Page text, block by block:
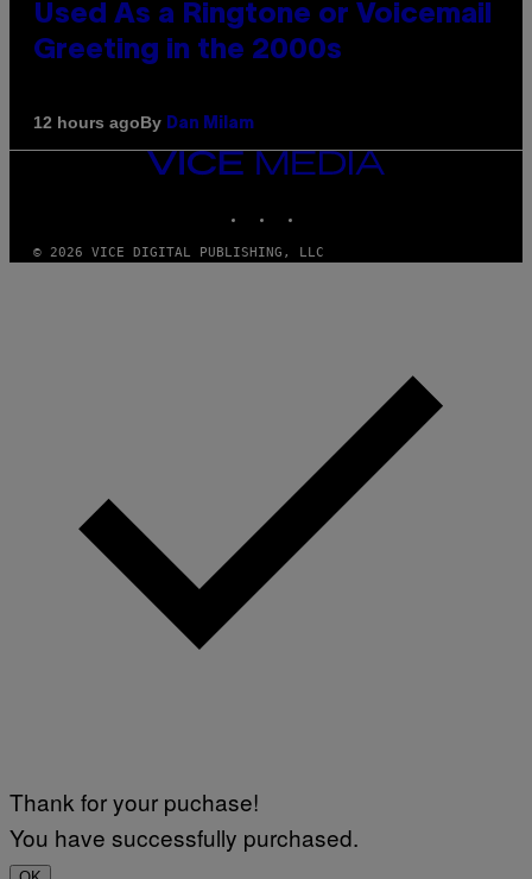
Used As a Ringtone or Voicemail
Greeting in the 2000s
12 hours agoBy Dan Milam
VICE
MEDIA
© 2026 VICE DIGITAL PUBLISHING, LLC
Thank for your puchase!
You have successfully purchased.